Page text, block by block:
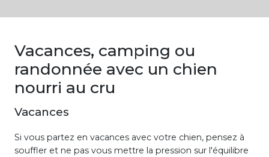
Vacances, camping ou
randonnée avec un chien
nourri au cru
Vacances
Si vous partez en vacances avec votre chien, pensez à
souffler et ne pas vous mettre la pression sur l'équilibre